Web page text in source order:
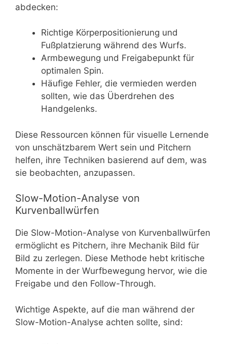
abdecken:
Richtige Körperpositionierung und
Fußplatzierung während des Wurfs.
Armbewegung und Freigabepunkt für
optimalen Spin.
Häufige Fehler, die vermieden werden
sollten, wie das Überdrehen des
Handgelenks.
Diese Ressourcen können für visuelle Lernende
von unschätzbarem Wert sein und Pitchern
helfen, ihre Techniken basierend auf dem, was
sie beobachten, anzupassen.
Slow-Motion-Analyse von
Kurvenballwürfen
Die Slow-Motion-Analyse von Kurvenballwürfen
ermöglicht es Pitchern, ihre Mechanik Bild für
Bild zu zerlegen. Diese Methode hebt kritische
Momente in der Wurfbewegung hervor, wie die
Freigabe und den Follow-Through.
Wichtige Aspekte, auf die man während der
Slow-Motion-Analyse achten sollte, sind: